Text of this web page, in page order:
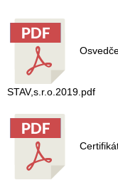
STAV,s.r.o.2019.pdf